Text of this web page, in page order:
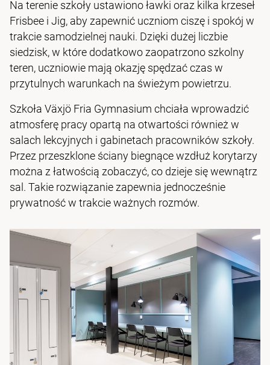
Na terenie szkoły ustawiono ławki oraz kilka krzeseł
Frisbee i Jig, aby zapewnić uczniom ciszę i spokój w
trakcie samodzielnej nauki. Dzięki dużej liczbie
siedzisk, w które dodatkowo zaopatrzono szkolny
teren, uczniowie mają okazję spędzać czas w
przytulnych warunkach na świeżym powietrzu.
Szkoła Växjö Fria Gymnasium chciała wprowadzić
atmosferę pracy opartą na otwartości również w
salach lekcyjnych i gabinetach pracowników szkoły.
Przez przeszklone ściany biegnące wzdłuż korytarzy
można z łatwością zobaczyć, co dzieje się wewnątrz
sal. Takie rozwiązanie zapewnia jednocześnie
prywatność w trakcie ważnych rozmów.